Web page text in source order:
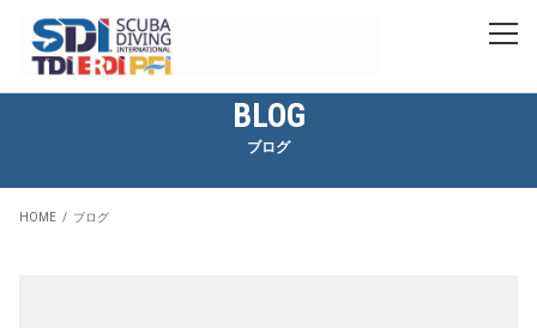
BLOG
ブログ
HOME ブログ